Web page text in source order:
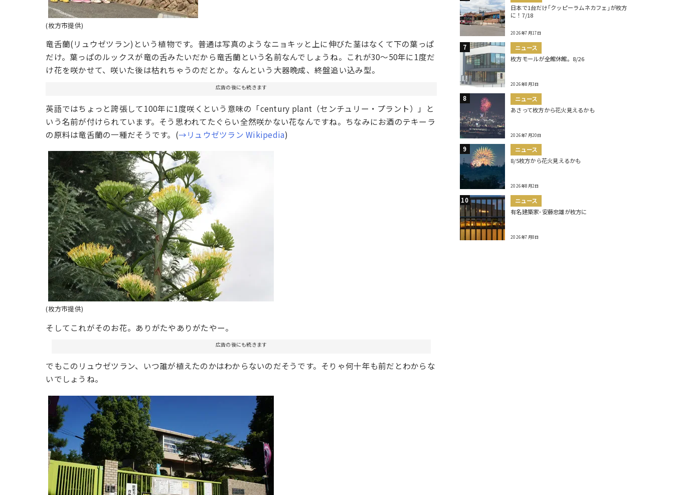
(枚方市提供)
竜舌蘭(リュウゼツラン)という植物です。普通は写真のようなニョキッと上に伸びた茎はなくて下の葉っぱ
だけ。葉っぱのルックスが竜の舌みたいだから竜舌蘭という名前なんでしょうね。これが30～50年に1度だ
け花を咲かせて、咲いた後は枯れちゃうのだとか。なんという大器晩成、終盤追い込み型。
広告の後にも続きます
英語ではちょっと誇張して100年に1度咲くという意味の「century plant（センチュリー・プラント）」と
いう名前が付けられています。そう思われてたぐらい全然咲かない花なんですね。ちなみにお酒のテキーラ
の原料は竜舌蘭の一種だそうです。(→リュウゼツラン Wikipedia)
(枚方市提供)
そしてこれがそのお花。ありがたやありがたやー。
広告の後にも続きます
でもこのリュウゼツラン、いつ誰が植えたのかはわからないのだそうです。そりゃ何十年も前だとわからな
いでしょうね。
日本で1台だけ｢クッピーラムネカフェ｣が枚方
に！7/18
2026年7月17日
ニュース
枚方モールが全館休館。8/26
2026年8月3日
ニュース
あさって枚方から花火見えるかも
2026年7月20日
ニュース
8/5枚方から花火見えるかも
2026年8月2日
ニュース
有名建築家･安藤忠雄が枚方に
2026年7月8日